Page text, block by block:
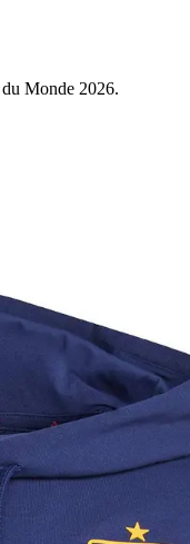
Monde 2026.